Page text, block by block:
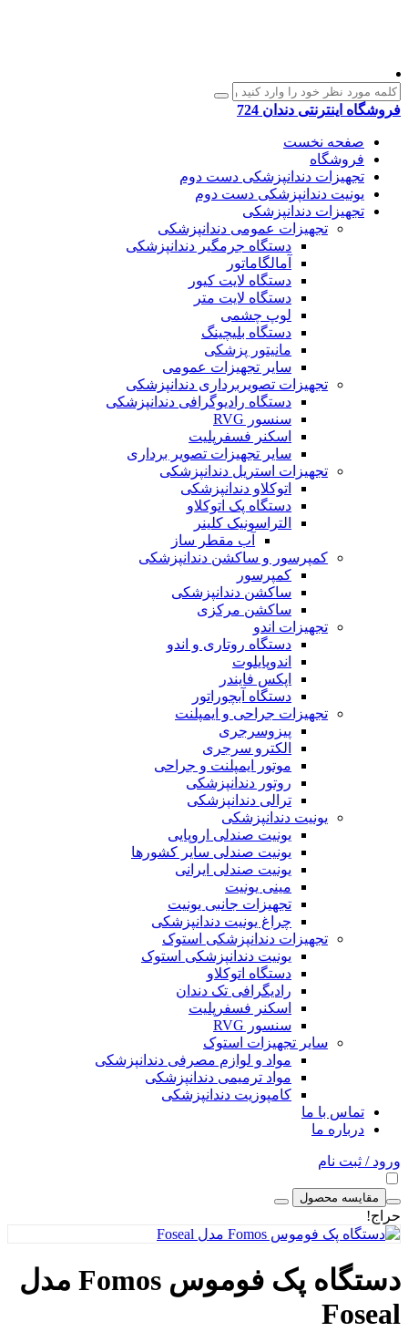
فروشگاه اینترنتی دندان 724
صفحه نخست
فروشگاه
تجهیزات دندانپزشکی دست دوم
یونیت دندانپزشکی دست دوم
تجهیزات دندانپزشکی
تجهیزات عمومی دندانپزشکی
دستگاه جرمگیر دندانپزشکی
آمالگاماتور
دستگاه لایت کیور
دستگاه لایت متر
لوپ چشمی
دستگاه بلیچینگ
مانیتور پزشکی
سایر تجهیزات عمومی
تجهیزات تصویربرداری دندانپزشکی
دستگاه رادیوگرافی دندانپزشکی
سنسور RVG
اسکنر فسفرپلیت
سایر تجهیزات تصویر برداری
تجهیزات استریل دندانپزشکی
اتوکلاو دندانپزشکی
دستگاه پک اتوکلاو
التراسونیک کلینر
آب مقطر ساز
کمپرسور و ساکشن دندانپزشکی
کمپرسور
ساکشن دندانپزشکی
ساکشن مرکزی
تجهیزات اندو
دستگاه روتاری و اندو
اندوپایلوت
اپکس فایندر
دستگاه آبچوراتور
تجهیزات جراحی و ایمپلنت
پیزوسرجری
الکترو سرجری
موتور ایمپلنت و جراحی
روتور دندانپزشکی
ترالی دندانپزشکی
یونیت دندانپزشکی
یونیت صندلی اروپایی
یونیت صندلی سایر کشورها
یونیت صندلی ایرانی
مینی یونیت
تجهیزات جانبی یونیت
چراغ یونیت دندانپزشکی
تجهیزات دندانپزشکی استوک
یونیت دندانپزشکی استوک
دستگاه اتوکلاو
رادیگرافی تک دندان
اسکنر فسفرپلیت
سنسور RVG
سایر تجهیزات استوک
مواد و لوازم مصرفی دندانپزشکی
مواد ترمیمی دندانپزشکی
کامپوزیت دندانپزشکی
تماس با ما
درباره ما
ورود / ثبت نام
مقایسه محصول
حراج!
دستگاه پک فوموس Fomos مدل
Foseal